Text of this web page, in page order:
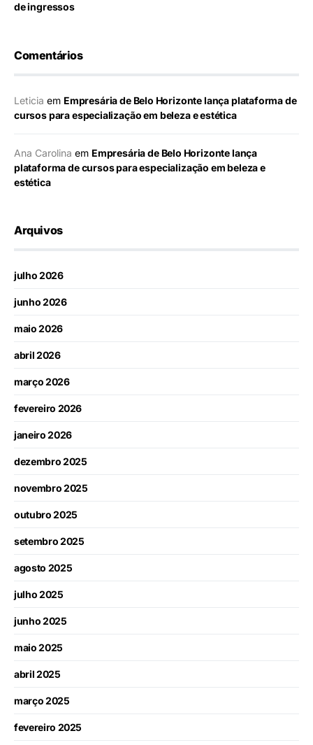
de ingressos
Comentários
Leticia em Empresária de Belo Horizonte lança plataforma de
cursos para especialização em beleza e estética
Ana Carolina em Empresária de Belo Horizonte lança
plataforma de cursos para especialização em beleza e
estética
Arquivos
julho 2026
junho 2026
maio 2026
abril 2026
março 2026
fevereiro 2026
janeiro 2026
dezembro 2025
novembro 2025
outubro 2025
setembro 2025
agosto 2025
julho 2025
junho 2025
maio 2025
abril 2025
março 2025
fevereiro 2025